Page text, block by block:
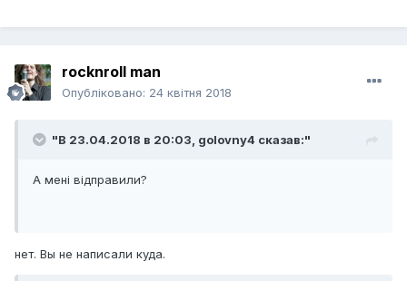
rocknroll man
Опубліковано: 24 квітня 2018
"В 23.04.2018 в 20:03, golovny4 сказав:"
А мені відправили?
нет. Вы не написали куда.